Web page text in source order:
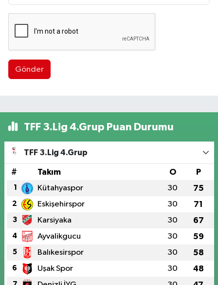
Gönder
TFF 3.Lig 4.Grup Puan Durumu
TFF 3.Lig 4.Grup
# Takım O P
1 Kütahyaspor 30 75
2 Eskişehirspor 30 71
3 Karsiyaka 30 67
4 Ayvalikgucu 30 59
5 Balıkesirspor 30 58
6 Uşak Spor 30 48